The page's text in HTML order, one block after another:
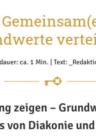
ca. 1 Min. | Text:
zeigen –
von Diakonie